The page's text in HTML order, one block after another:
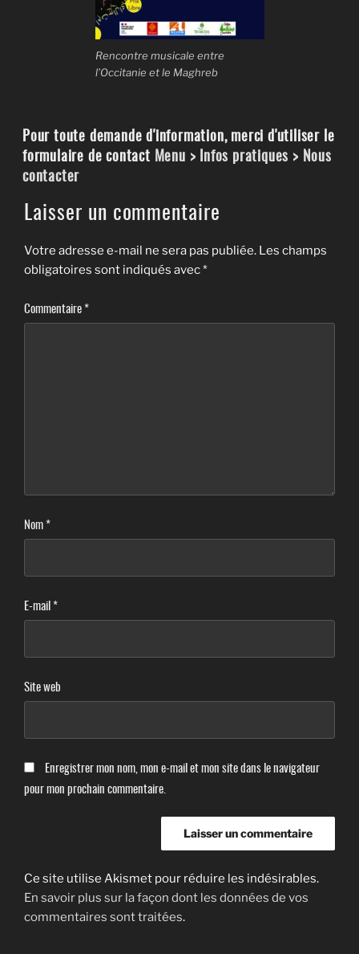
Rencontre musicale entre
l’Occitanie et le Maghreb
Pour toute demande d'information, merci d'utiliser le
formulaire de contact Menu > Infos pratiques > Nous
contacter
Laisser un commentaire
Votre adresse e-mail ne sera pas publiée. Les champs
obligatoires sont indiqués avec*
Commentaire*
Nom*
E-mail*
Site web
Enregistrer mon nom, mon e-mail et mon site dans le navigateur
pour mon prochain commentaire.
Ce site utilise Akismet pour réduire les indésirables.
En savoir plus sur la façon dont les données de vos
commentaires sont traitées.